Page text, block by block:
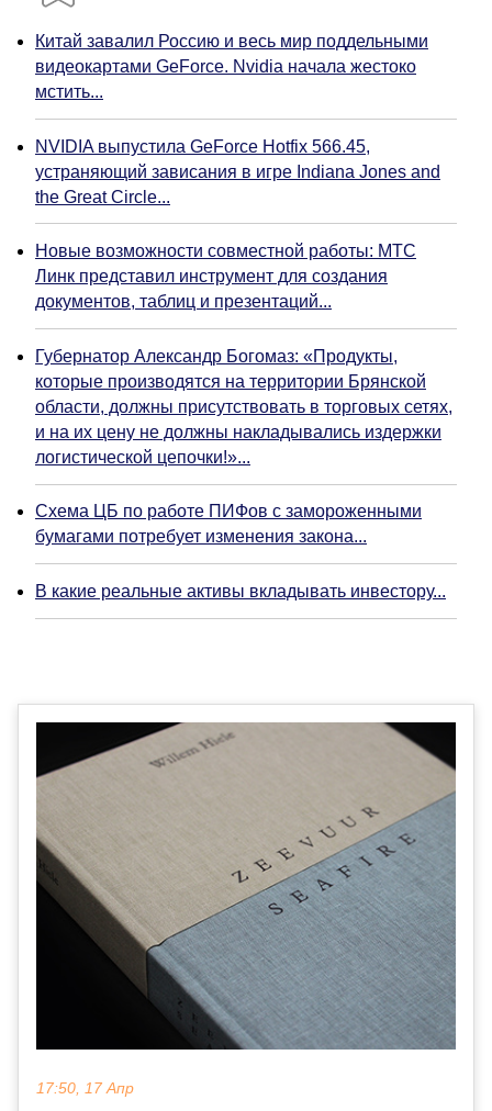
Китай завалил Россию и весь мир поддельными
видеокартами GeForce. Nvidia начала жестоко
мстить...
NVIDIA выпустила GeForce Hotfix 566.45,
устраняющий зависания в игре Indiana Jones and
the Great Circle...
Новые возможности совместной работы: МТС
Линк представил инструмент для создания
документов, таблиц и презентаций...
Губернатор Александр Богомаз: «Продукты,
которые производятся на территории Брянской
области, должны присутствовать в торговых сетях,
и на их цену не должны накладывались издержки
логистической цепочки!»...
Схема ЦБ по работе ПИФов с замороженными
бумагами потребует изменения закона...
В какие реальные активы вкладывать инвестору...
17:50, 17 Апр